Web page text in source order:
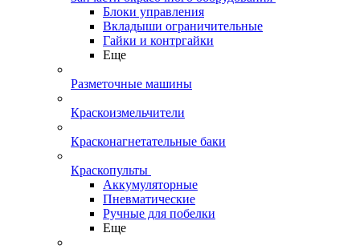
Блоки управления
Вкладыши ограничительные
Гайки и контргайки
Еще
Разметочные машины
Краскоизмельчители
Красконагнетательные баки
Краскопульты
Аккумуляторные
Пневматические
Ручные для побелки
Еще